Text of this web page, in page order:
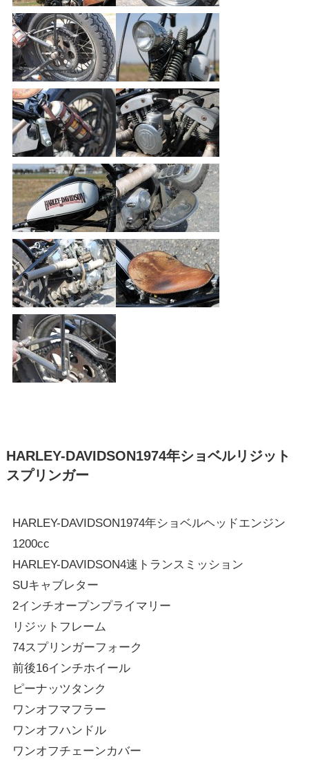
HARLEY-DAVIDSON1974年ショベルリジット
スプリンガー
HARLEY-DAVIDSON1974年ショベルヘッドエンジン
1200cc
HARLEY-DAVIDSON4速トランスミッション
SUキャブレター
2インチオープンプライマリー
リジットフレーム
74スプリンガーフォーク
前後16インチホイール
ピーナッツタンク
ワンオフマフラー
ワンオフハンドル
ワンオフチェーンカバー